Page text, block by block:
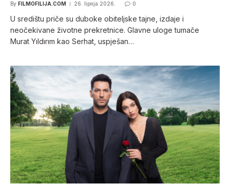
By FILMOFILIJA.COM 26. lipnja 2026. 0
U središtu priče su duboke obiteljske tajne, izdaje i
neočekivane životne prekretnice. Glavne uloge tumače
Murat Yıldırım kao Serhat, uspješan…